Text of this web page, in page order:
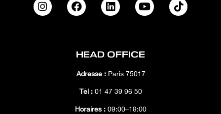
HEAD OFFICE
Adresse :Paris 75017
Tél : 01 47 39 96 50
Horaires : 09:00–19:00